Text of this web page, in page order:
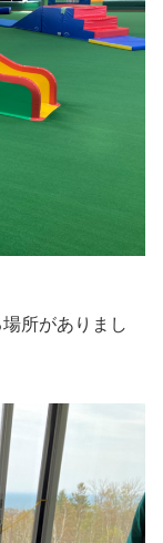
所がありまし